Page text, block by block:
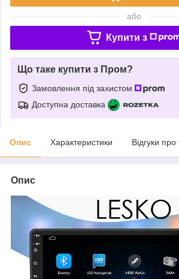
або
Купити з
Що таке купити з Пром?
Замовлення під захистом
Доступна доставка
Опис Характеристики Відгуки про
Опис